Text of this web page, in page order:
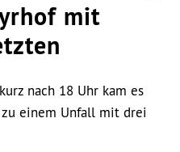
mit
nach 18 Uhr kam es
einem Unfall mit drei